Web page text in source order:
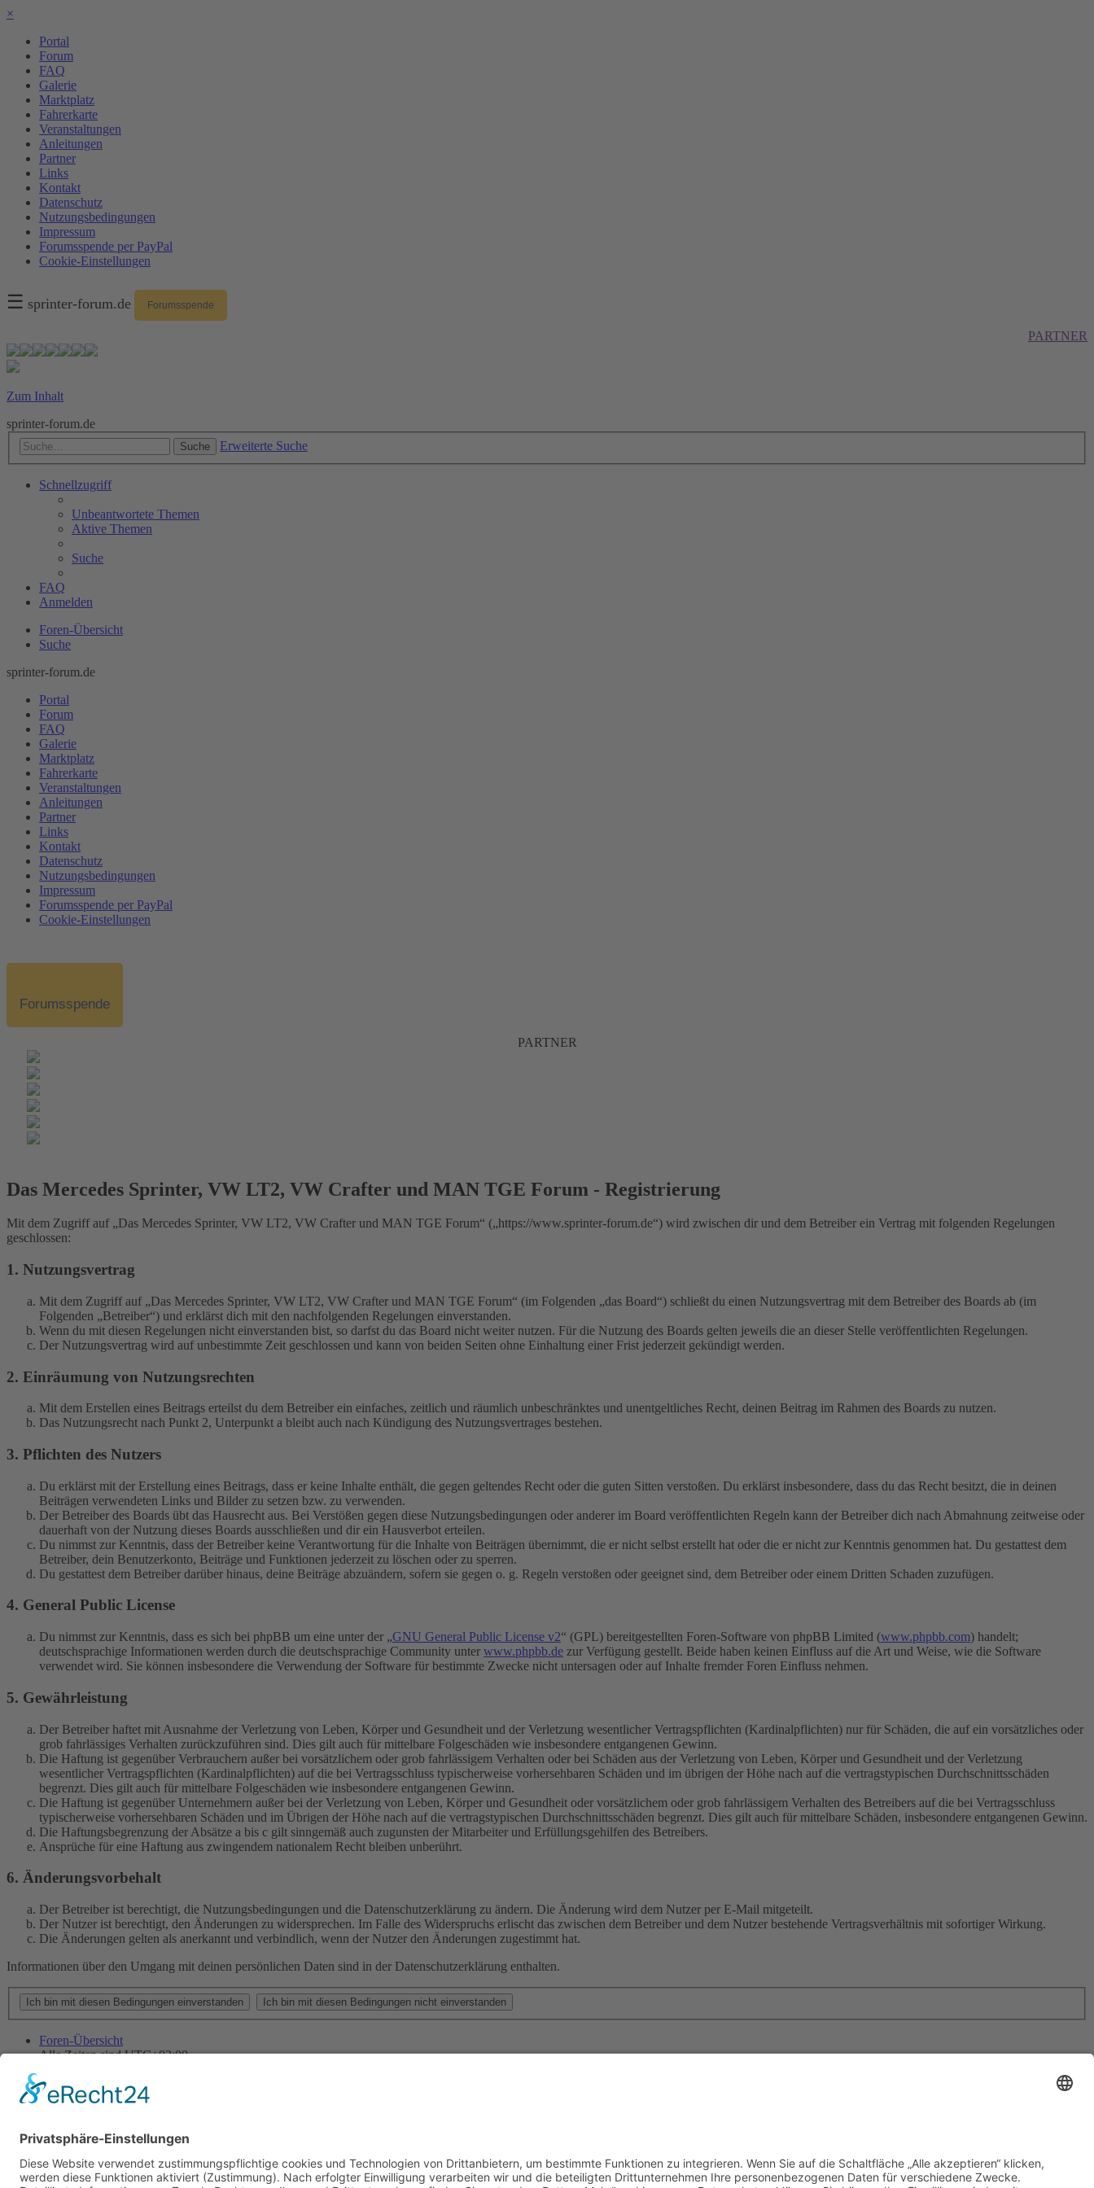
×
Portal
Forum
FAQ
Galerie
Marktplatz
Fahrerkarte
Veranstaltungen
Anleitungen
Partner
Links
Kontakt
Datenschutz
Nutzungsbedingungen
Impressum
Forumsspende per PayPal
Cookie-Einstellungen
☰ sprinter-forum.de Forumsspende
PARTNER
Zum Inhalt
sprinter-forum.de
Suche Erweiterte Suche
Schnellzugriff
Unbeantwortete Themen
Aktive Themen
Suche
FAQ
Anmelden
Foren-Übersicht
Suche
sprinter-forum.de
Portal
Forum
FAQ
Galerie
Marktplatz
Fahrerkarte
Veranstaltungen
Anleitungen
Partner
Links
Kontakt
Datenschutz
Nutzungsbedingungen
Impressum
Forumsspende per PayPal
Cookie-Einstellungen
Forumsspende
PARTNER
Das Mercedes Sprinter, VW LT2, VW Crafter und MAN TGE Forum - Registrierung
Mit dem Zugriff auf „Das Mercedes Sprinter, VW LT2, VW Crafter und MAN TGE Forum“ („https://www.sprinter-forum.de“) wird zwischen dir und dem Betreiber ein Vertrag mit folgenden Regelungen
geschlossen:
1. Nutzungsvertrag
Mit dem Zugriff auf „Das Mercedes Sprinter, VW LT2, VW Crafter und MAN TGE Forum“ (im Folgenden „das Board“) schließt du einen Nutzungsvertrag mit dem Betreiber des Boards ab (im
Folgenden „Betreiber“) und erklärst dich mit den nachfolgenden Regelungen einverstanden.
Wenn du mit diesen Regelungen nicht einverstanden bist, so darfst du das Board nicht weiter nutzen. Für die Nutzung des Boards gelten jeweils die an dieser Stelle veröffentlichten Regelungen.
Der Nutzungsvertrag wird auf unbestimmte Zeit geschlossen und kann von beiden Seiten ohne Einhaltung einer Frist jederzeit gekündigt werden.
2. Einräumung von Nutzungsrechten
Mit dem Erstellen eines Beitrags erteilst du dem Betreiber ein einfaches, zeitlich und räumlich unbeschränktes und unentgeltliches Recht, deinen Beitrag im Rahmen des Boards zu nutzen.
Das Nutzungsrecht nach Punkt 2, Unterpunkt a bleibt auch nach Kündigung des Nutzungsvertrages bestehen.
3. Pflichten des Nutzers
Du erklärst mit der Erstellung eines Beitrags, dass er keine Inhalte enthält, die gegen geltendes Recht oder die guten Sitten verstoßen. Du erklärst insbesondere, dass du das Recht besitzt, die in deinen
Beiträgen verwendeten Links und Bilder zu setzen bzw. zu verwenden.
Der Betreiber des Boards übt das Hausrecht aus. Bei Verstößen gegen diese Nutzungsbedingungen oder anderer im Board veröffentlichten Regeln kann der Betreiber dich nach Abmahnung zeitweise oder
dauerhaft von der Nutzung dieses Boards ausschließen und dir ein Hausverbot erteilen.
Du nimmst zur Kenntnis, dass der Betreiber keine Verantwortung für die Inhalte von Beiträgen übernimmt, die er nicht selbst erstellt hat oder die er nicht zur Kenntnis genommen hat. Du gestattest dem
Betreiber, dein Benutzerkonto, Beiträge und Funktionen jederzeit zu löschen oder zu sperren.
Du gestattest dem Betreiber darüber hinaus, deine Beiträge abzuändern, sofern sie gegen o. g. Regeln verstoßen oder geeignet sind, dem Betreiber oder einem Dritten Schaden zuzufügen.
4. General Public License
Du nimmst zur Kenntnis, dass es sich bei phpBB um eine unter der „GNU General Public License v2“ (GPL) bereitgestellten Foren-Software von phpBB Limited (www.phpbb.com) handelt;
deutschsprachige Informationen werden durch die deutschsprachige Community unter www.phpbb.de zur Verfügung gestellt. Beide haben keinen Einfluss auf die Art und Weise, wie die Software
verwendet wird. Sie können insbesondere die Verwendung der Software für bestimmte Zwecke nicht untersagen oder auf Inhalte fremder Foren Einfluss nehmen.
5. Gewährleistung
Der Betreiber haftet mit Ausnahme der Verletzung von Leben, Körper und Gesundheit und der Verletzung wesentlicher Vertragspflichten (Kardinalpflichten) nur für Schäden, die auf ein vorsätzliches oder
grob fahrlässiges Verhalten zurückzuführen sind. Dies gilt auch für mittelbare Folgeschäden wie insbesondere entgangenen Gewinn.
Die Haftung ist gegenüber Verbrauchern außer bei vorsätzlichem oder grob fahrlässigem Verhalten oder bei Schäden aus der Verletzung von Leben, Körper und Gesundheit und der Verletzung
wesentlicher Vertragspflichten (Kardinalpflichten) auf die bei Vertragsschluss typischerweise vorhersehbaren Schäden und im übrigen der Höhe nach auf die vertragstypischen Durchschnittsschäden
begrenzt. Dies gilt auch für mittelbare Folgeschäden wie insbesondere entgangenen Gewinn.
Die Haftung ist gegenüber Unternehmern außer bei der Verletzung von Leben, Körper und Gesundheit oder vorsätzlichem oder grob fahrlässigem Verhalten des Betreibers auf die bei Vertragsschluss
typischerweise vorhersehbaren Schäden und im Übrigen der Höhe nach auf die vertragstypischen Durchschnittsschäden begrenzt. Dies gilt auch für mittelbare Schäden, insbesondere entgangenen Gewinn.
Die Haftungsbegrenzung der Absätze a bis c gilt sinngemäß auch zugunsten der Mitarbeiter und Erfüllungsgehilfen des Betreibers.
Ansprüche für eine Haftung aus zwingendem nationalem Recht bleiben unberührt.
6. Änderungsvorbehalt
Der Betreiber ist berechtigt, die Nutzungsbedingungen und die Datenschutzerklärung zu ändern. Die Änderung wird dem Nutzer per E-Mail mitgeteilt.
Der Nutzer ist berechtigt, den Änderungen zu widersprechen. Im Falle des Widerspruchs erlischt das zwischen dem Betreiber und dem Nutzer bestehende Vertragsverhältnis mit sofortiger Wirkung.
Die Änderungen gelten als anerkannt und verbindlich, wenn der Nutzer den Änderungen zugestimmt hat.
Informationen über den Umgang mit deinen persönlichen Daten sind in der Datenschutzerklärung enthalten.
Foren-Übersicht
Alle Zeiten sindUTC+02:00
Powered byphpBB® Forum Software © phpBB Limited
Datenschutz |Nutzungsbedingungen